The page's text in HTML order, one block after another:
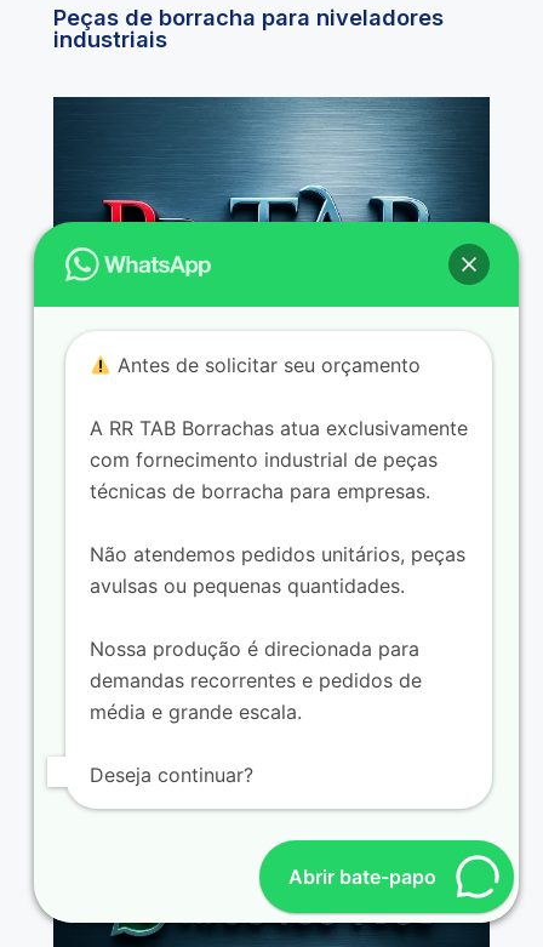
Peças de borracha para niveladores
industriais
Borracha sob medida para
acoplamentos
Antes de solicitar seu orçamento
A RR TAB Borrachas atua exclusivamente
com fornecimento industrial de peças
técnicas de borracha para empresas.
Não atendemos pedidos unitários, peças
avulsas ou pequenas quantidades.
Nossa produção é direcionada para
demandas recorrentes e pedidos de
média e grande escala.
Deseja continuar?
Abrir bate-papo